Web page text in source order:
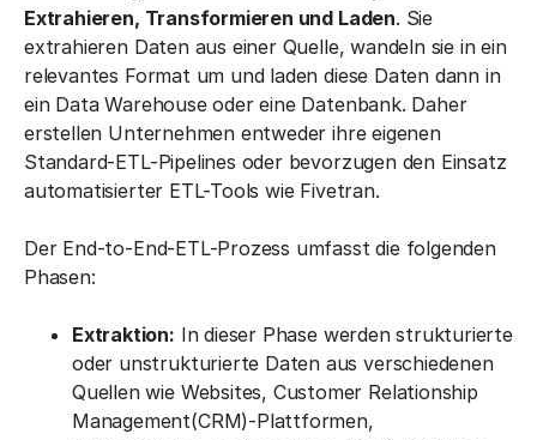
Extrahieren, Transformieren und Laden. Sie
extrahieren Daten aus einer Quelle, wandeln sie in ein
relevantes Format um und laden diese Daten dann in
ein Data Warehouse oder eine Datenbank. Daher
erstellen Unternehmen entweder ihre eigenen
Standard-ETL-Pipelines oder bevorzugen den Einsatz
automatisierter ETL-Tools wie Fivetran.
Der End-to-End-ETL-Prozess umfasst die folgenden
Phasen:
Extraktion: In dieser Phase werden strukturierte
oder unstrukturierte Daten aus verschiedenen
Quellen wie Websites, Customer Relationship
Management(CRM)-Plattformen,